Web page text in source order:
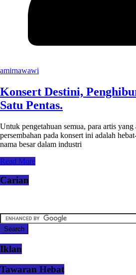
amirnawawi
Konsert Destini,
Satu Pentas.
Untuk pengetahuan semua, para artis yang
persembahan pada konsert ini adalah
nama besar dalam industri
Read More
Carian
Iklan
Tawaran Hebat